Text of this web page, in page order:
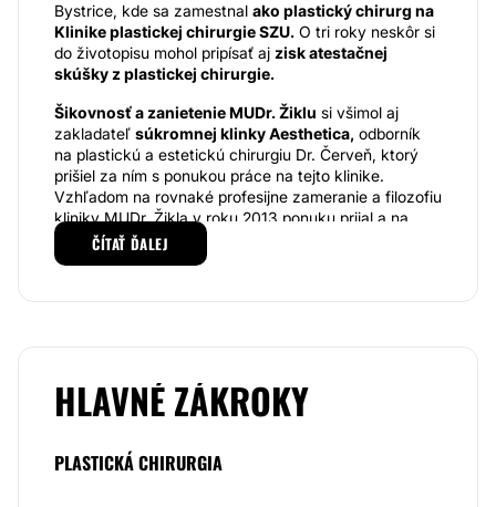
Bystrice, kde sa zamestnal ako plastický chirurg na
Klinike plastickej chirurgie SZU. O tri roky neskôr si
do životopisu mohol pripísať aj zisk atestačnej
skúšky z plastickej chirurgie.
Šikovnosť a zanietenie MUDr. Žiklu si všimol aj
zakladateľ súkromnej klinky Aesthetica, odborník
na plastickú a estetickú chirurgiu Dr. Červeň, ktorý
prišiel za ním s ponukou práce na tejto klinike.
Vzhľadom na rovnaké profesijne zameranie a filozofiu
kliniky MUDr. Žikla v roku 2013 ponuku prijal a na
klinike Aesthetica pracuje dodnes.
chirurga. Ten sa snaží v prvom rade splniť predstavy
pacienta a zároveň aj vložiť do zákroku určitú dávku
procesom hojenia či samotným ochorením pacienta. Z
ČÍTAŤ ĎALEJ
HLAVNÉ ZÁKROKY
PLASTICKÁ CHIRURGIA